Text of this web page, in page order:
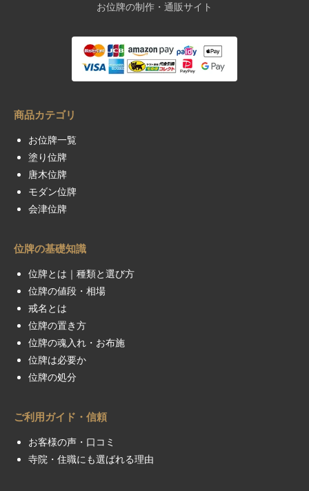
お位牌の制作・通販サイト
商品カテゴリ
お位牌一覧
塗り位牌
唐木位牌
モダン位牌
会津位牌
位牌の基礎知識
位牌とは｜種類と選び方
位牌の値段・相場
戒名とは
位牌の置き方
位牌の魂入れ・お布施
位牌は必要か
位牌の処分
ご利用ガイド・信頼
お客様の声・口コミ
寺院・住職にも選ばれる理由